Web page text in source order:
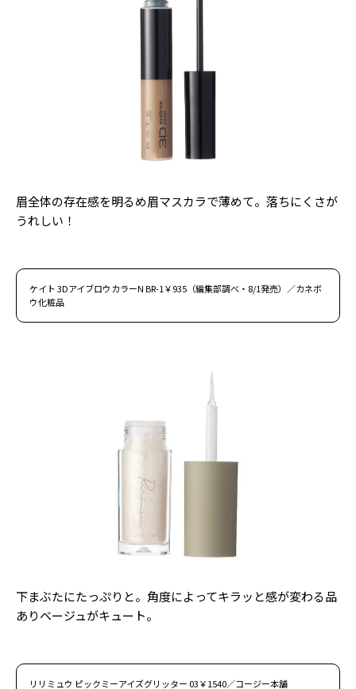
眉全体の存在感を明るめ眉マスカラで薄めて。落ちにくさが
うれしい！
ケイト 3DアイブロウカラーN BR-1￥935（編集部調べ・8/1発売）／カネボ
ウ化粧品
下まぶたにたっぷりと。角度によってキラッと感が変わる品
ありベージュがキュート。
リリミュウ ピックミーアイズグリッター 03￥1540／コージー本舗